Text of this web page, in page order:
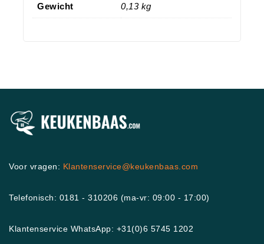
Gewicht 0,13 kg
Voor vragen: Klantenservice@keukenbaas.com
Telefonisch: 0181 - 310206 (ma-vr: 09:00 - 17:00)
Klantenservice WhatsApp: +31(0)6 5745 1202